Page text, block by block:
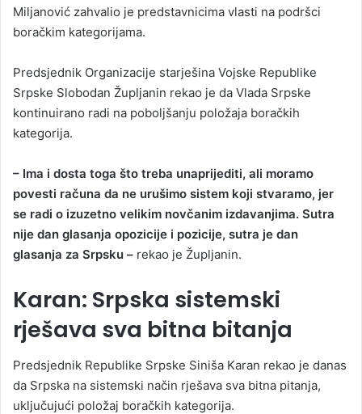
Miljanović zahvalio je predstavnicima vlasti na podršci
boračkim kategorijama.
Predsjednik Organizacije starješina Vojske Republike
Srpske Slobodan Župljanin rekao je da Vlada Srpske
kontinuirano radi na poboljšanju položaja boračkih
kategorija.
– Ima i dosta toga što treba unaprijediti, ali moramo
povesti računa da ne urušimo sistem koji stvaramo, jer
se radi o izuzetno velikim novčanim izdavanjima. Sutra
nije dan glasanja opozicije i pozicije, sutra je dan
glasanja za Srpsku – rekao je Župljanin.
Karan: Srpska sistemski
rješava sva bitna bitanja
Predsjednik Republike Srpske Siniša Karan rekao je danas
da Srpska na sistemski način rješava sva bitna pitanja,
uključujući položaj boračkih kategorija.